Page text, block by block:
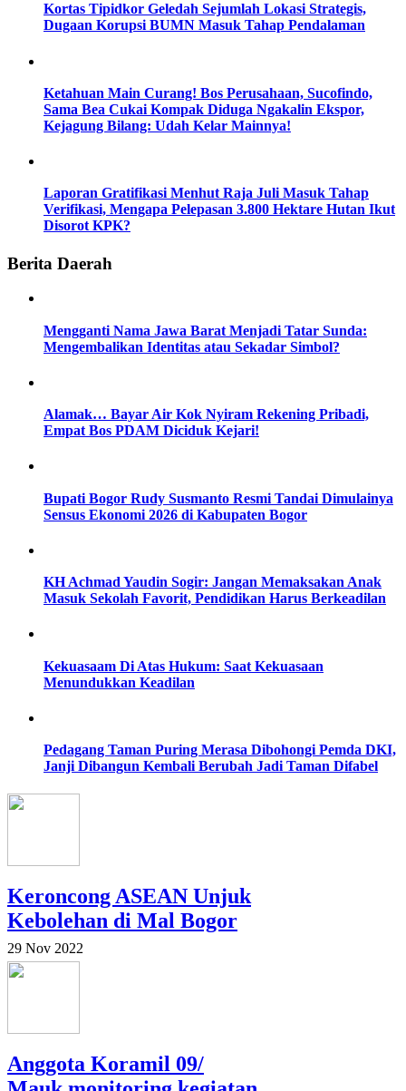
Kortas Tipidkor Geledah Sejumlah Lokasi Strategis,
Dugaan Korupsi BUMN Masuk Tahap Pendalaman
Ketahuan Main Curang! Bos Perusahaan, Sucofindo,
Sama Bea Cukai Kompak Diduga Ngakalin Ekspor,
Kejagung Bilang: Udah Kelar Mainnya!
Laporan Gratifikasi Menhut Raja Juli Masuk Tahap
Verifikasi, Mengapa Pelepasan 3.800 Hektare Hutan Ikut
Disorot KPK?
Berita Daerah
Mengganti Nama Jawa Barat Menjadi Tatar Sunda:
Mengembalikan Identitas atau Sekadar Simbol?
Alamak… Bayar Air Kok Nyiram Rekening Pribadi,
Empat Bos PDAM Diciduk Kejari!
Bupati Bogor Rudy Susmanto Resmi Tandai Dimulainya
Sensus Ekonomi 2026 di Kabupaten Bogor
KH Achmad Yaudin Sogir: Jangan Memaksakan Anak
Masuk Sekolah Favorit, Pendidikan Harus Berkeadilan
Kekuasaam Di Atas Hukum: Saat Kekuasaan
Menundukkan Keadilan
Pedagang Taman Puring Merasa Dibohongi Pemda DKI,
Janji Dibangun Kembali Berubah Jadi Taman Difabel
Keroncong ASEAN Unjuk
Kebolehan di Mal Bogor
29 Nov 2022
Anggota Koramil 09/